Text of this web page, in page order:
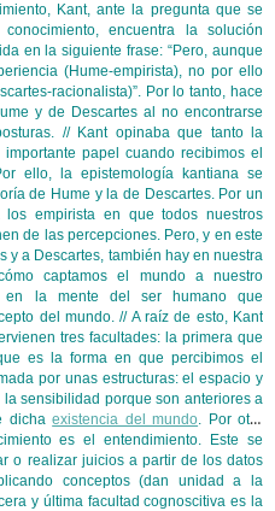
Kant, ante la pregunta que se
encuentra la solución
en la siguiente frase: “Pero, aunque
(Hume-empirista), no por ello
racionalista)”. Por lo tanto, hace
y de Descartes al no encontrarse
// Kant opinaba que tanto la
papel cuando recibimos el
ello, la epistemología kantiana se
de Hume y la de Descartes. Por un
empirista en que todos nuestros
de las percepciones. Pero, y en este
y a Descartes, también hay en nuestra
captamos el mundo a nuestro
en la mente del ser humano que
del mundo. // A raíz de esto, Kant
tres facultades: la primera que
es la forma en que percibimos el
por unas estructuras: el espacio y
sensibilidad porque son anteriores a
dichaexistencia del mundo. Por otro
es el entendimiento. Este se
o realizar juicios a partir de los datos
conceptos (dan unidad a la
y última facultad cognoscitiva es la